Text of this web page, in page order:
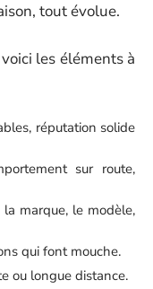
tout évolue.
les éléments à
réputation solide
sur route,
marque, le modèle,
qui font mouche.
ou longue distance.